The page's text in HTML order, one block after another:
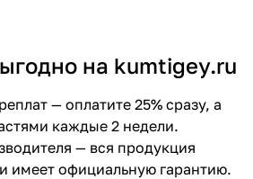
на kumtigey.ru
— оплатите 25% сразу, а
каждые 2 недели.
— вся продукция
имеет официальную гарантию.